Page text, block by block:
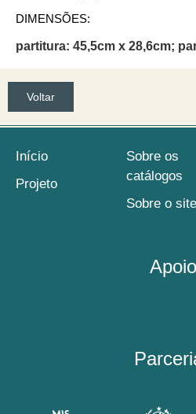
DIMENSÕES:
partitura: 45,5cm x 28,6cm;
Voltar
Início
Projeto
Sobre os
catálogos
Sobre o site